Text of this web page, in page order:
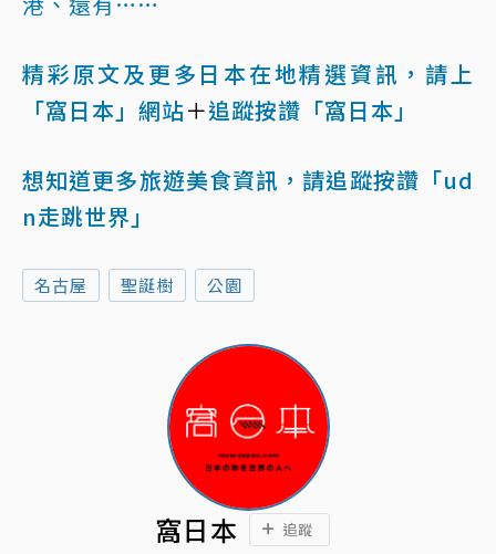
精彩原文及更多日本在地精選資訊，請上
「窩日本」網站＋追蹤按讚「窩日本」
想知道更多旅遊美食資訊，請追蹤按讚「ud
n走跳世界」
名古屋 聖誕樹 公園
窩日本 追蹤